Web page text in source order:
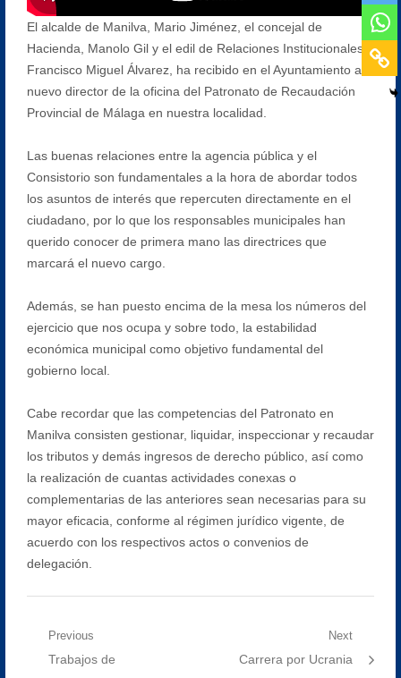
El alcalde de Manilva, Mario Jiménez, el concejal de
Hacienda, Manolo Gil y el edil de Relaciones Institucionales,
Francisco Miguel Álvarez, ha recibido en el Ayuntamiento al
nuevo director de la oficina del Patronato de Recaudación
Provincial de Málaga en nuestra localidad.
Las buenas relaciones entre la agencia pública y el
Consistorio son fundamentales a la hora de abordar todos
los asuntos de interés que repercuten directamente en el
ciudadano, por lo que los responsables municipales han
querido conocer de primera mano las directrices que
marcará el nuevo cargo.
Además, se han puesto encima de la mesa los números del
ejercicio que nos ocupa y sobre todo, la estabilidad
económica municipal como objetivo fundamental del
gobierno local.
Cabe recordar que las competencias del Patronato en
Manilva consisten gestionar, liquidar, inspeccionar y recaudar
los tributos y demás ingresos de derecho público, así como
la realización de cuantas actividades conexas o
complementarias de las anteriores sean necesarias para su
mayor eficacia, conforme al régimen jurídico vigente, de
acuerdo con los respectivos actos o convenios de
delegación.
Navegación
Previous
Previous
Trabajos de
Next
Next
Carrera por Ucrania